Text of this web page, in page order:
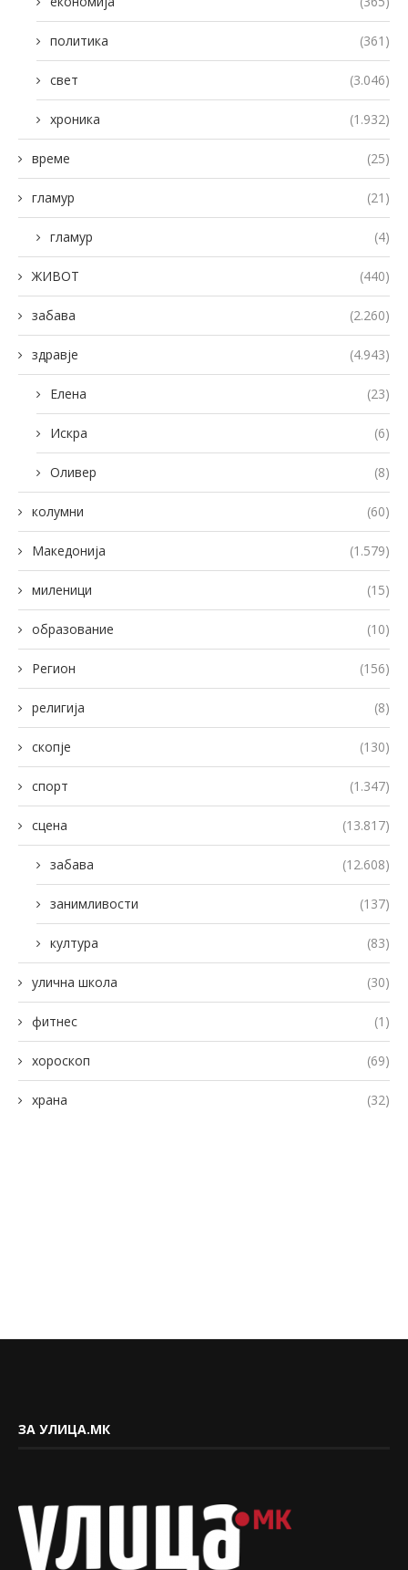
политика (361)
свет (3.046)
хроника (1.932)
време (25)
гламур (21)
гламур (4)
ЖИВОТ (440)
забава (2.260)
здравје (4.943)
Елена (23)
Искра (6)
Оливер (8)
колумни (60)
Македонија (1.579)
миленици (15)
образование (10)
Регион (156)
религија (8)
скопје (130)
спорт (1.347)
сцена (13.817)
забава (12.608)
занимливости (137)
култура (83)
улична школа (30)
фитнес (1)
хороскоп (69)
храна (32)
ЗА УЛИЦА.МК